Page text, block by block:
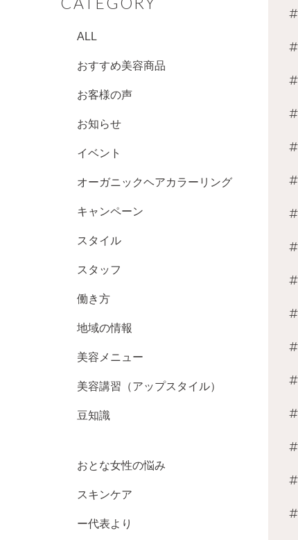
ALL
おすすめ美容商品
お客様の声
お知らせ
イベント
オーガニックヘアカラーリング
キャンペーン
スタイル
スタッフ
働き方
地域の情報
美容メニュー
美容講習（アップスタイル）
豆知識
おとな女性の悩み
スキンケア
ー代表より